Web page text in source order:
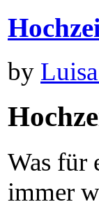
by
Was für
immer